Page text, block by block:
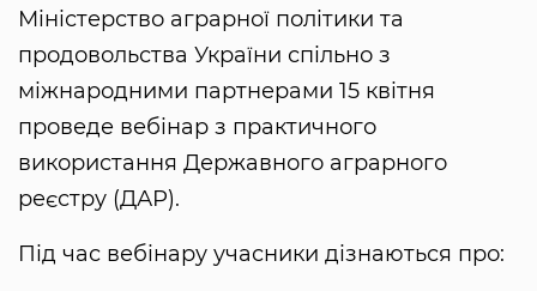
Міністерство аграрної політики та
продовольства України спільно з
міжнародними партнерами 15 квітня
проведе вебінар з практичного
використання Державного аграрного
реєстру (ДАР).
Під час вебінару учасники дізнаються про: